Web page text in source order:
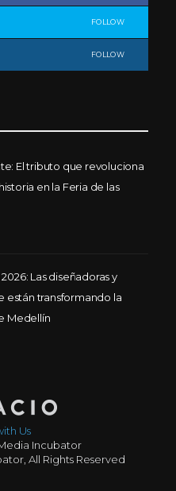
FOLLOW
FOLLOW
El tributo que revoluciona
en la Feria de las
Las diseñadoras y
están transformando la
Medellín
Us
Incubator
All Rights Reserved